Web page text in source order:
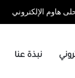
هاوم الإلكتروني
نبذة عنا